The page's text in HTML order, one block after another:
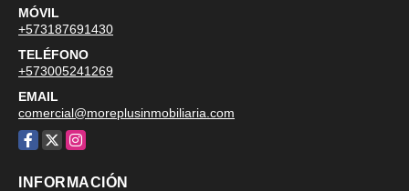
MÓVIL
+573187691430
TELÉFONO
+573005241269
EMAIL
comercial@moreplusinmobiliaria.com
Facebook
X Instagram
INFORMACIÓN